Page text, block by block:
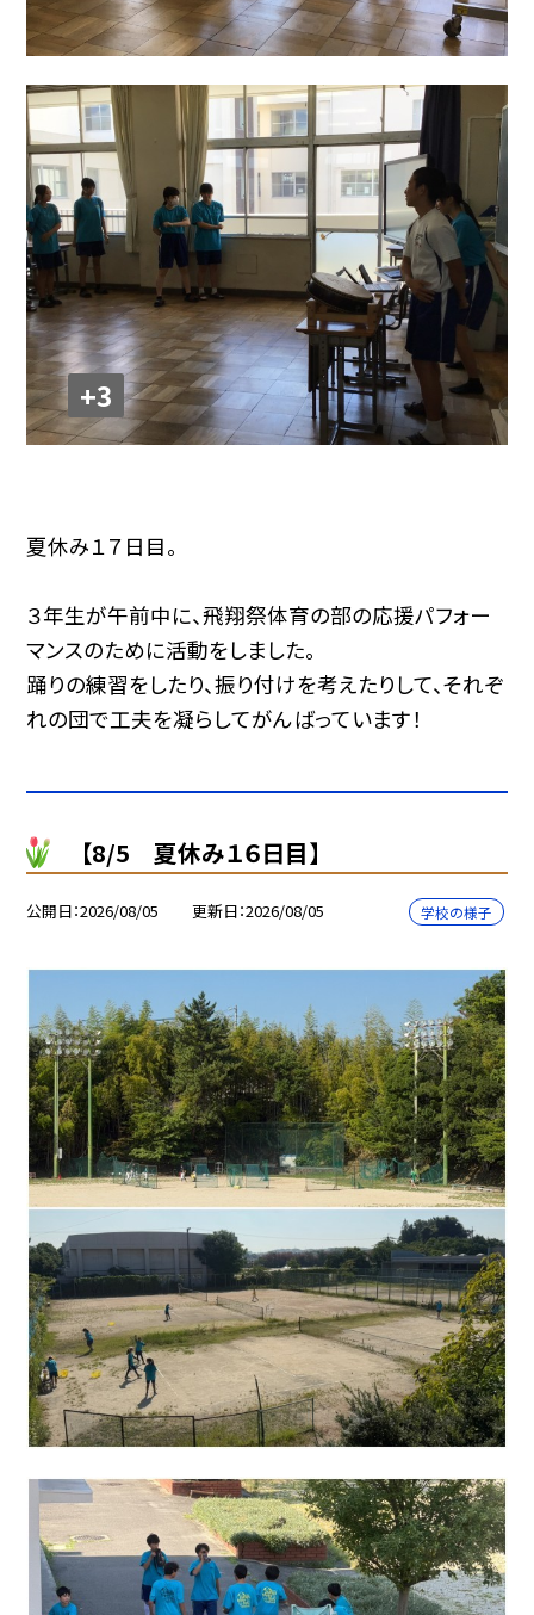
+3
夏休み１７日目。
３年生が午前中に、飛翔祭体育の部の応援パフォー
マンスのために活動をしました。
踊りの練習をしたり、振り付けを考えたりして、それぞ
れの団で工夫を凝らしてがんばっています！
【8/5 夏休み１６日目】
公開日 2026/08/05 更新日 2026/08/05 学校の様子